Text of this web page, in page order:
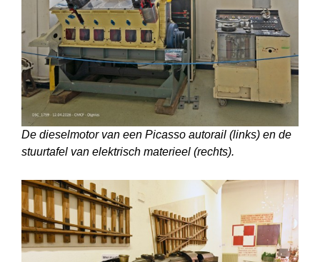
De dieselmotor van een Picasso autorail (links) en de
stuurtafel van elektrisch materieel (rechts).